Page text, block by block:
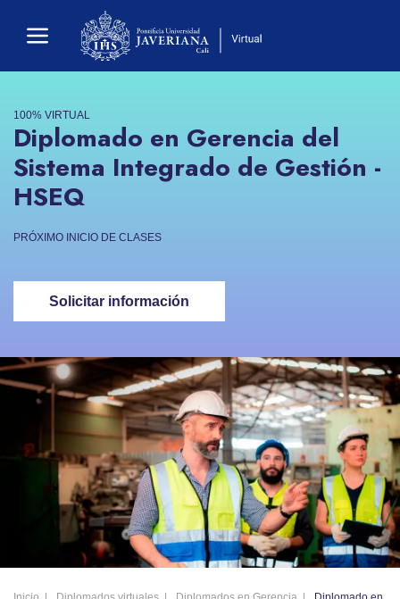
100% VIRTUAL
Diplomado en Gerencia del
Sistema Integrado de Gestión -
HSEQ
PRÓXIMO INICIO DE CLASES
Solicitar información